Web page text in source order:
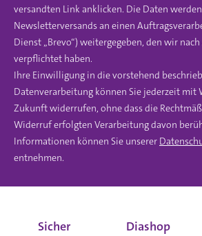
versandten Link anklicken. Die Daten
Newsletterversands an einen
Dienst „Brevo“) weitergegeben, den wir
verpflichtet haben.
Ihre Einwilligung in die vorstehend
Datenverarbeitung können Sie jederzeit mit
Zukunft widerrufen, ohne dass die
Widerruf erfolgten Verarbeitung davon
Informationen können Sie unserer
entnehmen.
Sicher
Diashop